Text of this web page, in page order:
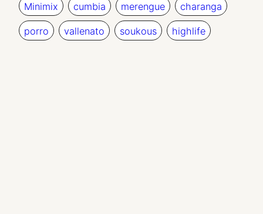
Minimix cumbia merengue charanga
porro vallenato soukous highlife